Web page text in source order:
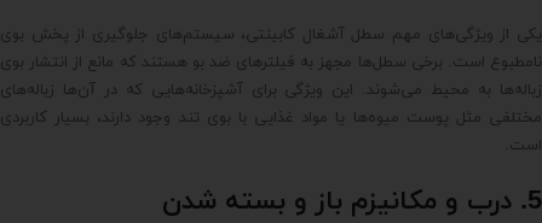
یکی از ویژگی‌های مهم سطل آشغال کابینتی، سیستم‌های جلوگیری از پخش بوی
نامطبوع است. برخی سطل‌ها مجهز به فیلترهای ضد بو هستند که مانع از انتشار بوی
زباله‌ها به محیط می‌شوند. این ویژگی برای آشپزخانه‌هایی که در آن‌ها زباله‌های
مختلفی مثل پوست میوه‌ها یا مواد غذایی با بوی تند وجود دارند، بسیار کاربردی
است.
5. درب و مکانیزم باز و بسته شدن